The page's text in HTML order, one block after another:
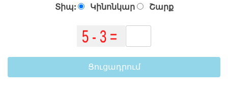
Տիպ: Կինոնկար Շարք
Ցուցադրում